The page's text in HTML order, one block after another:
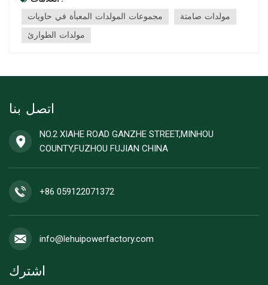
احسب إجمالي احتياجات واتابدأ بإدر...
مجموعات المولدات المعبأة في حاويات
مولدات صامتة
مولدات الطوارئ
اتصل بنا
NO.2 XIAHE ROAD GANZHE STREET,MINHOU
COUNTY,FUZHOU FUJIAN CHINA
+86 059122071372
info@lehuipowerfactory.com
اشترك